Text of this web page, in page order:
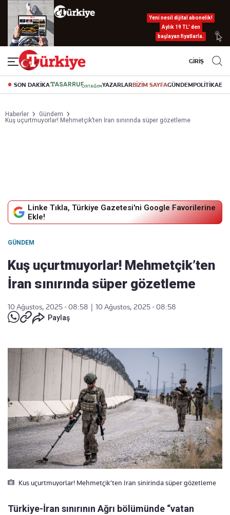
Yeni nesil dijital abonelik!
Aylık 19 TL’ den
başlayan fiyatlarla.
GİRİŞ
SON DAKİKA YAZARLARBİZİM SAYFAGÜNDEMPOLİTİKA
Haberler
Gündem
Kuş uçurtmuyorlar! Mehmetçik’ten İran sınırında süper gözetleme
Linke Tıkla, Türkiye Gazetesi'ni Google Favorilerine
Ekle!
GÜNDEM
Kuş uçurtmuyorlar! Mehmetçik’ten
İran sınırında süper gözetleme
10 Ağustos, 2025 - 08:58
10 Ağustos, 2025 - 08:58
Paylaş
Kus uçurtmuyorlar! Mehmetçik’ten Iran sinirinda süper gözetleme
Türkiye-İran sınırının Ağrı bölümünde “vatan